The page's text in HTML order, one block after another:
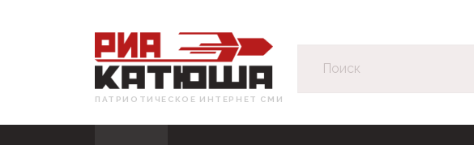
ПАТРИОТИЧЕСКОЕ ИНТЕРНЕТ СМИ